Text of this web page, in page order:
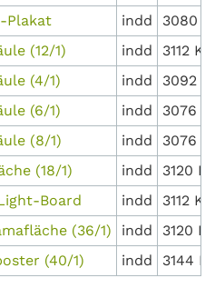
Plakat
indd
3080
(12/1)
indd
3112 KB
(4/1)
indd
3092
(6/1)
indd
3076
(8/1)
indd
3076
(18/1)
indd
3120
Board
indd
3112 KB
(36/1)
indd
3120
(40/1)
indd 3144